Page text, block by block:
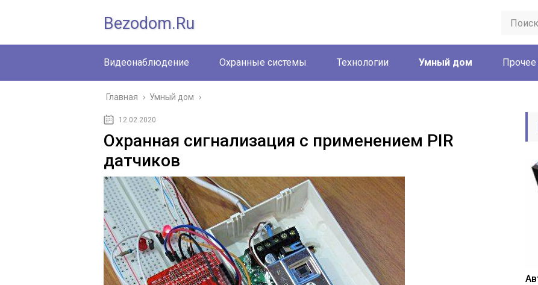
Bezodom.ru
Видеонаблюдение Охранные системы Технологии Умный дом Прочее
Главная › Умный дом ›
12.02.2020
Охранная сигнализация с применением PIR
датчиков